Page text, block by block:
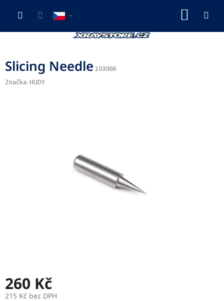
Slicing Needle 103066
Značka: HUDY
260 Kč
215 Kč bez DPH